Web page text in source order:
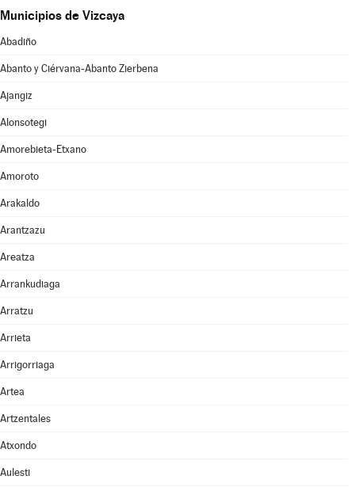
Municipios de Vizcaya
Abadiño
Abanto y Ciérvana-Abanto Zierbena
Ajangiz
Alonsotegi
Amorebieta-Etxano
Amoroto
Arakaldo
Arantzazu
Areatza
Arrankudiaga
Arratzu
Arrieta
Arrigorriaga
Artea
Artzentales
Atxondo
Aulesti